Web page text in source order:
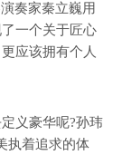
奏家秦立巍用
一个关于匠心
应该拥有个人
义豪华呢?孙玮
执着追求的体